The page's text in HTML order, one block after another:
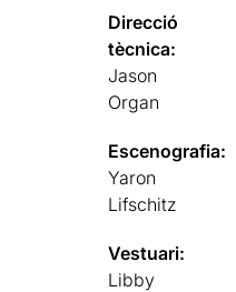
Direcció
tècnica:
Jason
Organ
Escenografia:
Yaron
Lifschitz
Vestuari:
Libby